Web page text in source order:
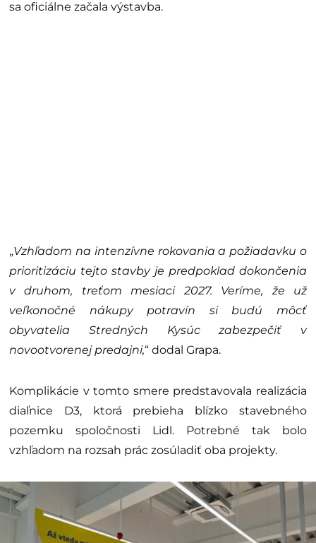
sa oficiálne začala výstavba.
„Vzhľadom na intenzívne rokovania a požiadavku o
prioritizáciu tejto stavby je predpoklad dokončenia
v druhom, treťom mesiaci 2027. Veríme, že už
veľkonočné nákupy potravín si budú môcť
obyvatelia Stredných Kysúc zabezpečiť v
novootvorenej predajni,“ dodal Grapa.
Komplikácie v tomto smere predstavovala realizácia
diaľnice D3, ktorá prebieha blízko stavebného
pozemku spoločnosti Lidl. Potrebné tak bolo
vzhľadom na rozsah prác zosúladiť oba projekty.